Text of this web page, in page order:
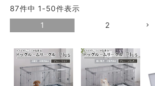
ご利用案内
ACCOUNT MENU
ようこそ ゲスト 様
87件中 1 -50件表示
1
2